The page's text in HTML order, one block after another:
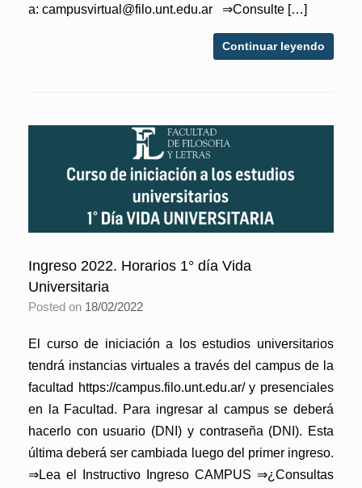
a: campusvirtual@filo.unt.edu.ar ⇒Consulte […]
Continuar leyendo
Ingreso 2022. Horarios 1° día Vida
Universitaria
Posted on 18/02/2022
El curso de iniciación a los estudios universitarios
tendrá instancias virtuales a través del campus de la
facultad https://campus.filo.unt.edu.ar/ y presenciales
en la Facultad. Para ingresar al campus se deberá
hacerlo con usuario (DNI) y contraseña (DNI). Esta
última deberá ser cambiada luego del primer ingreso.
⇒Lea el Instructivo Ingreso CAMPUS ⇒¿Consultas